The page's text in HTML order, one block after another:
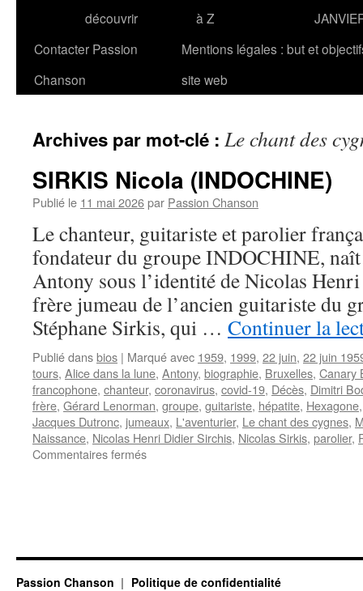
découvrir
à Z
Contacter Passion
Chanson
Mentions légales : but et
site web
Archives par mot-clé : Le chant des
SIRKIS Nicola (INDOCHINE)
Publié le 11 mai 2026par Passion Chanson
Le chanteur, guitariste et parolier
fondateur du groupe INDOCHINE,
Antony sous l’identité de Nicolas
frère jumeau de l’ancien guitariste du
Stéphane Sirkis, qui … Continuer la
Publié dansbios | Marqué avec 1959, 1999, 22 juin, 22 juin
tours, Alice dans la lune, Antony, biographie, Bruxelles, Canary
francophone, chanteur, coronavirus, covid-19, Décès, Dimitri
frère, Gérard Lenorman, groupe, guitariste, hépatite, Hexagone
Jacques Dutronc, jumeaux, L'aventurier, Le chant des cygnes,
Naissance, Nicolas Henri Didier Sirchis, Nicolas Sirkis, parolier,
Commentaires ferméssur
Passion Chanson Politique de confidentialité